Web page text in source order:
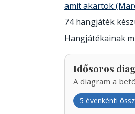
amit akartok
74 hangjáték
Hangjátékainak
Idősoros
A diagram a
5 évenkénti